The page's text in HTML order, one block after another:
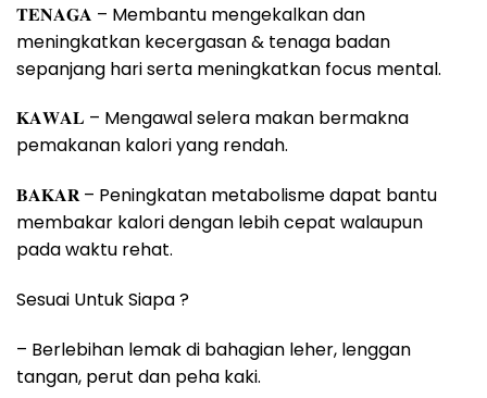
𝐓𝐄𝐍𝐀𝐆𝐀 – Membantu mengekalkan dan
meningkatkan kecergasan & tenaga badan
sepanjang hari serta meningkatkan focus mental.
𝐊𝐀𝐖𝐀𝐋 – Mengawal selera makan bermakna
pemakanan kalori yang rendah.
𝐁𝐀𝐊𝐀𝐑 – Peningkatan metabolisme dapat bantu
membakar kalori dengan lebih cepat walaupun
pada waktu rehat.
Sesuai Untuk Siapa ?
– Berlebihan lemak di bahagian leher, lenggan
tangan, perut dan peha kaki.